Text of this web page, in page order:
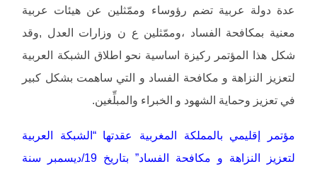
عدة دولة عربية تضم رؤوساء وممّثلين عن هيئات عربية
معنية بمكافحة الفساد ،وممّثلين ع ن وزارات العدل ,وقد
شكل هذا المؤتمر ركيزة اساسية نحو اطلاق الشبكة العربية
لتعزيز النزاهة و مكافحة الفساد و التي ساهمت بشكل كبير
في تعزيز وحماية الشهود و الخبراء والمبلِّغين.
مؤتمر إقليمي بالمملكة المغربية عقدتها “الشبكة العربية
لتعزيز النزاهة و مكافحة الفساد” بتاريخ 19/ديسمبر سنة